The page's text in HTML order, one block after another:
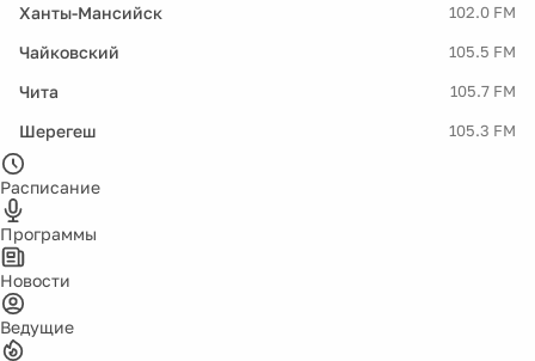
Ханты-Мансийск 102.0 FM
Чайковский 105.5 FM
Чита 105.7 FM
Шерегеш 105.3 FM
Расписание
Программы
Новости
Ведущие